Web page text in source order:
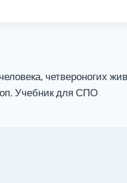
четвероногих
Учебник для СПО